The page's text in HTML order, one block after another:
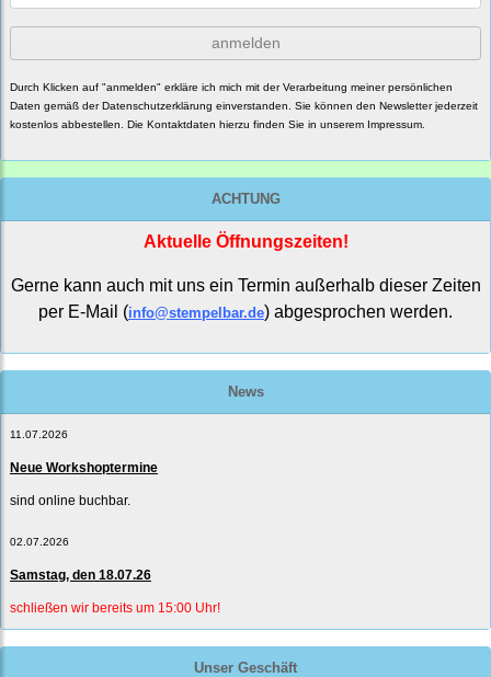
anmelden
Durch Klicken auf "anmelden" erkläre ich mich mit der Verarbeitung meiner persönlichen
Daten gemäß der Datenschutzerklärung einverstanden. Sie können den Newsletter jederzeit
kostenlos abbestellen. Die Kontaktdaten hierzu finden Sie in unserem Impressum.
ACHTUNG
Aktuelle Öffnungszeiten!
Gerne kann auch mit uns ein Termin außerhalb dieser Zeiten
per E-Mail (info@stempelbar.de) abgesprochen werden.
News
11.07.2026
Neue Workshoptermine
sind online buchbar.
02.07.2026
Samstag, den 18.07.26
schließen wir bereits um 15:00 Uhr!
Unser Geschäft